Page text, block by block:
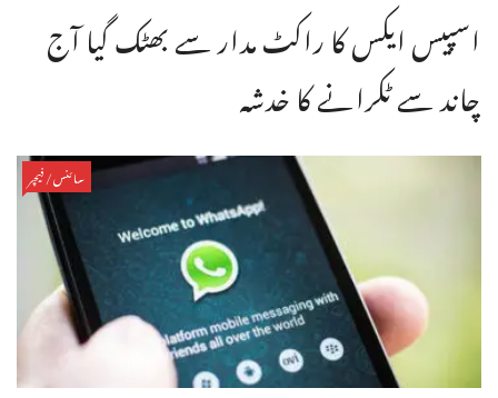
اسپیس ایکس کا راکٹ مدار سے بھٹک گیا آج
چاند سے ٹکرانے کا خدشہ
سائنس/فیچر